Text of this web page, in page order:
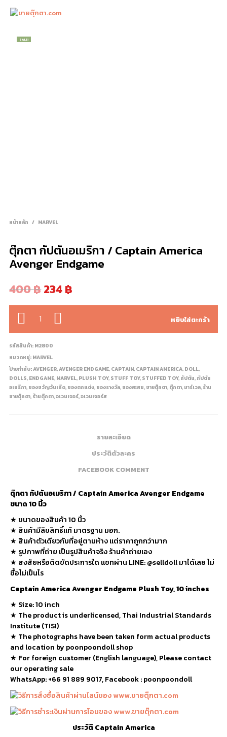
SALE!
หน้าหลัก / MARVEL
ตุ๊กตา กัปตันอเมริกา / Captain America
Avenger Endgame
400฿234฿
หยิบใส่ตะกร้า
รหัสสินค้า: M2800
หมวดหมู่: MARVEL
ป้ายกำกับ:AVENGER,AVENGER ENDGAME, CAPTAIN, CAPTAIN AMERICA, DOLL,
DOLLS, ENDGAME, MARVEL, PLUSH TOY, STUFF TOY, STUFFED TOY, กัปตัน, กัปตัน
อเมริกา, ของขวัญวันเกิด, ของตกแต่ง, ของรางวัล, ของสะสม, ขายตุ๊กตา, ตุ๊กตา, มาร์เวล, ร้าน
ขายตุ๊กตา, ร้านตุ๊กตา,อเวนเจอร์,อเวนเจอร์ส
รายละเอียด
ประวัติตัวละคร
FACEBOOK COMMENT
ตุ๊กตา กัปตันอเมริกา / Captain America Avenger Endgame
ขนาด 10 นิ้ว
★ ขนาดของสินค้า 10 นิ้ว
★ สินค้ามีลิขสิทธิ์แท้ มาตรฐาน มอก.
★ สินค้าตัวเดียวกับที่อยู่ตามห้าง แต่ราคาถูกกว่ามาก
★ รูปภาพที่ถ่าย เป็นรูปสินค้าจริง ร้านค้าถ่ายเอง
★ สงสัยหรือติดขัดประการใด แชทผ่าน LINE: @selldoll มาได้เลย ไม่
ซื้อไม่เป็นไร
Captain America Avenger Endgame Plush Toy, 10 inches
★ Size: 10 inch
★ The product is underlicensed, Thai Industrial Standards
Institute (TISI)
★ The photographs have been taken form actual products
and location by poonpoondoll shop
★ For foreign customer (English language), Please contact
our operating sale
WhatsApp: +66 91 889 9017, Facebook : poonpoondoll
ประวัติ Captain America